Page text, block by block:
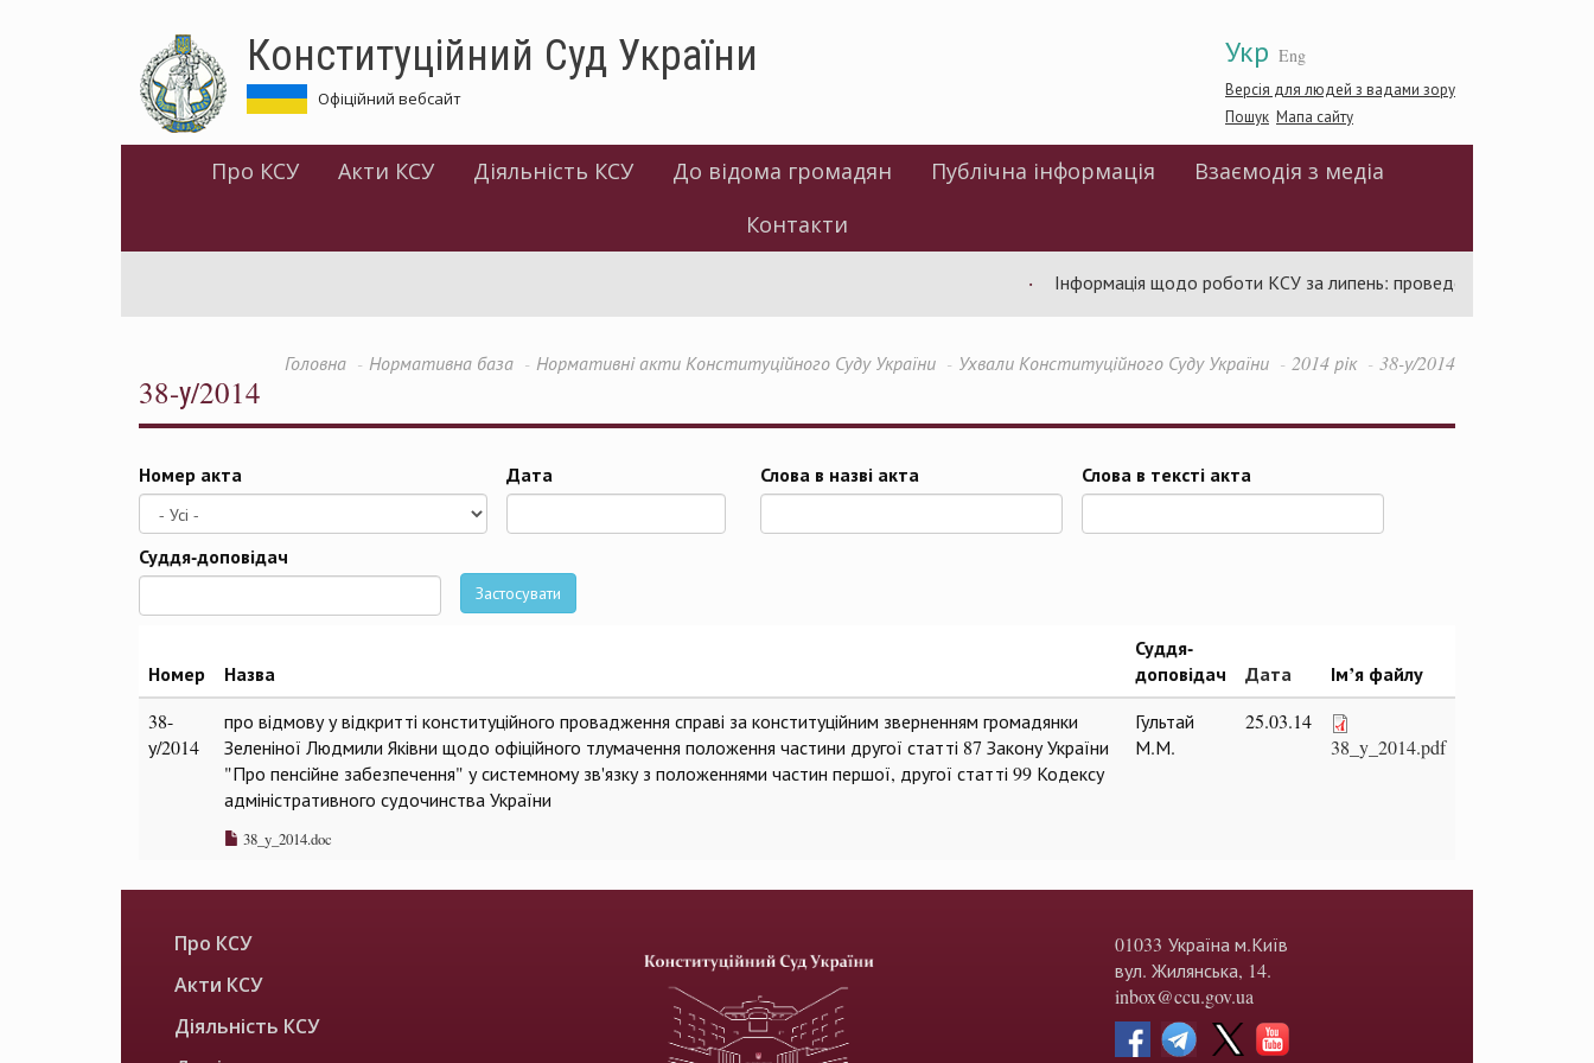
Укр Eng
Версія для людей з вадами зору
Пошук Мапа сайту
Конституційний Суд України
Офіційний вебсайт
Про КСУ Акти КСУ Діяльність КСУ До відома громадян Публічна інформація
Взаємодія з медіа
Контакти
Інформація щодо роботи КСУ за липень: проведено 94 засідання
Головна Нормативна база Нормативні акти Конституційного Суду України Ухвали Конституційного Суду України 2014 рік 38-у/2014
38-у/2014
Номер акта Дата Слова в назві акта Слова в тексті акта
Суддя-доповідач
Застосувати
Номер Назва
Суддя-
доповідач
Дата Ім’я файлу
38-
у/2014
про відмову у відкритті конституційного провадження справі за конституційним зверненням громадянки
Зеленіної Людмили Яківни щодо офіційного тлумачення положення частини другої статті 87 Закону України
"Про пенсійне забезпечення" у системному зв'язку з положеннями частин першої, другої статті 99 Кодексу
адміністративного судочинства України
38_y_2014.doc
Гультай
М.М.
25.03.14
38_y_2014.pdf
Про КСУ
Акти КСУ
Діяльність КСУ
01033 Україна м.Київ
вул. Жилянська, 14.
inbox@ccu.gov.ua